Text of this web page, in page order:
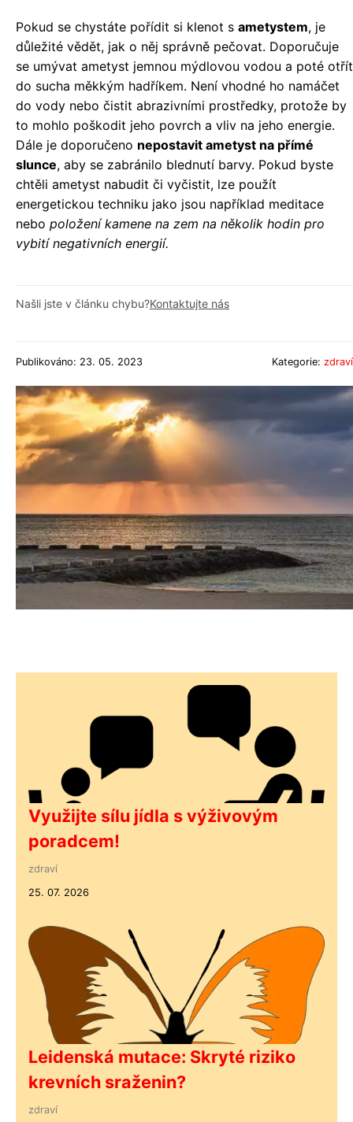
Pokud se chystáte pořídit si klenot s ametystem, je
důležité vědět, jak o něj správně pečovat. Doporučuje
se umývat ametyst jemnou mýdlovou vodou a poté otřít
do sucha měkkým hadříkem. Není vhodné ho namáčet
do vody nebo čistit abrazivními prostředky, protože by
to mohlo poškodit jeho povrch a vliv na jeho energie.
Dále je doporučeno nepostavit ametyst na přímé
slunce, aby se zabránilo blednutí barvy. Pokud byste
chtěli ametyst nabudit či vyčistit, lze použít
energetickou techniku jako jsou například meditace
nebo položení kamene na zem na několik hodin pro
vybití negativních energií.
Našli jste v článku chybu?Kontaktujte nás
Publikováno: 23. 05. 2023 Kategorie: zdraví
Využijte sílu jídla s výživovým
poradcem!
zdraví
25. 07. 2026
Leidenská mutace: Skryté riziko
krevních sraženin?
zdraví